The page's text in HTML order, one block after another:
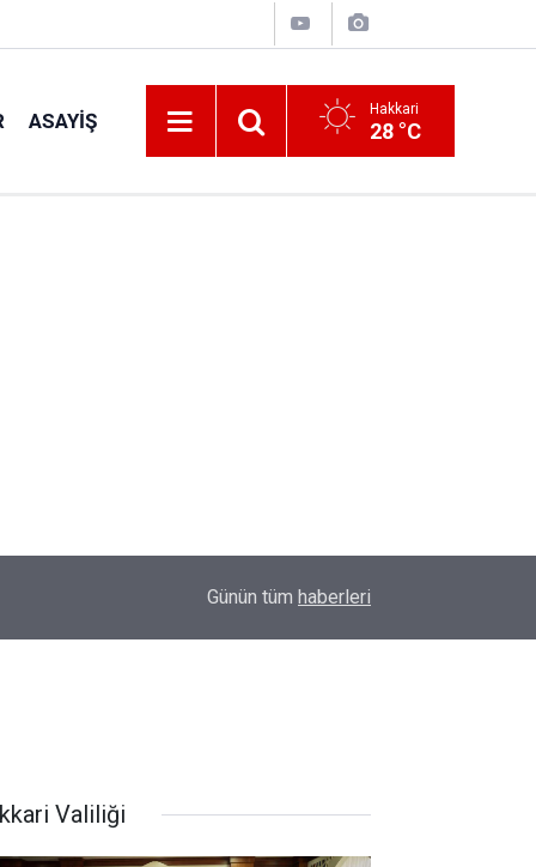
ASAYIŞ Hakkari
28 °C
Başkan Şakar: Hizmetin olduğu yerde umut
Günün tüm haberleri
Valiliği